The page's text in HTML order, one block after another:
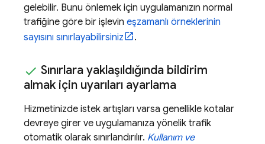
gelebilir. Bunu önlemek için uygulamanızın normal
trafiğine göre bir işlevin eşzamanlı örneklerinin
sayısını sınırlayabilirsiniz
.
Sınırlara yaklaşıldığında bildirim
almak için uyarıları ayarlama
Hizmetinizde istek artışları varsa genellikle kotalar
devreye girer ve uygulamanıza yönelik trafik
otomatik olarak sınırlandırılır. Kullanım ve